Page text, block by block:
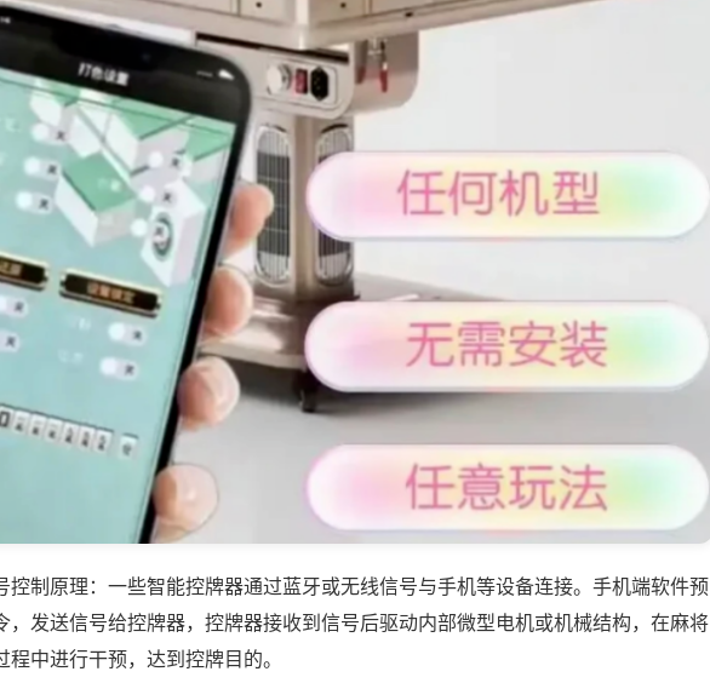
控制原理：一些智能控牌器通过蓝牙或无线信号与手机等设备连接。手机端软件预
，发送信号给控牌器，控牌器接收到信号后驱动内部微型电机或机械结构，在麻将
中进行干预，达到控牌目的。